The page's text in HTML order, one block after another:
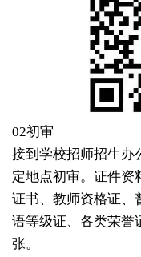
02初审
接到学校招师招生办
定地点初审。证件资
证书、教师资格证、
语等级证、各类荣誉
张。